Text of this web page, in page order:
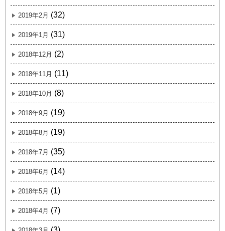
2019年2月 (32)
2019年1月 (31)
2018年12月 (2)
2018年11月 (11)
2018年10月 (8)
2018年9月 (19)
2018年8月 (19)
2018年7月 (35)
2018年6月 (14)
2018年5月 (1)
2018年4月 (7)